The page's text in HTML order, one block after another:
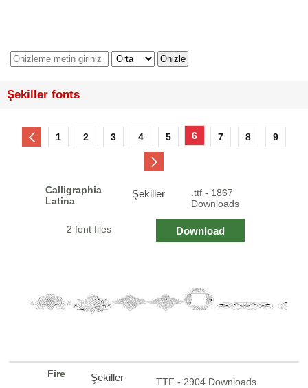
Şekiller fonts
1 2 3 4 5 6 7 8 9
Calligraphia
Latina
Şekiller
.ttf - 1867
Downloads
2 font files Download
Fire Şekiller .TTF - 2904 Downloads